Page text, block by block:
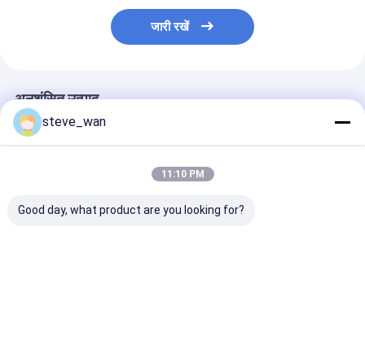
जारी रखें
अनुशंसित उत्पाद
steve_wan
11:10 PM
Good day, what product are you looking for?